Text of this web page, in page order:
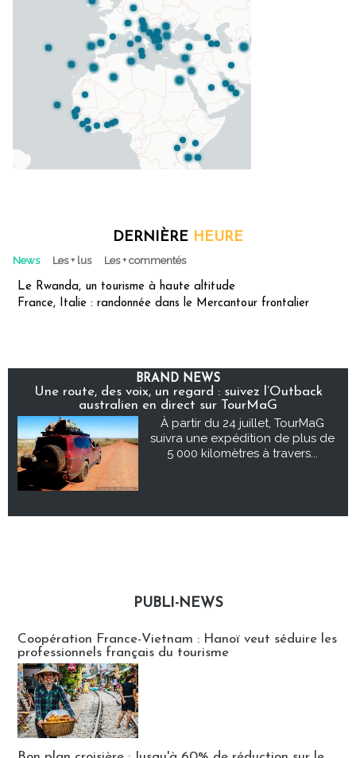
DERNIÈRE HEURE
News Les + lus Les + commentés
Le Rwanda, un tourisme à haute altitude
France, Italie : randonnée dans le Mercantour frontalier
BRAND NEWS
Une route, des voix, un regard : suivez l’Outback
australien en direct sur TourMaG
À partir du 24 juillet, TourMaG
suivra une expédition de plus de
5 000 kilomètres à travers...
PUBLI-NEWS
Coopération France-Vietnam : Hanoï veut séduire les
professionnels français du tourisme